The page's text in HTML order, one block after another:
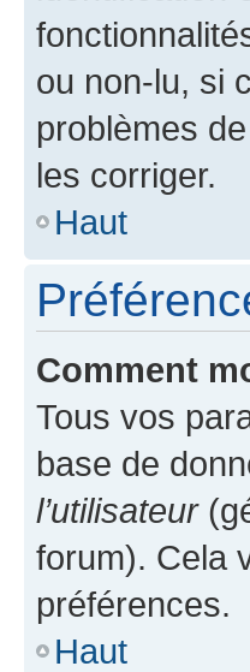
ou non-lu, si
problèmes
les corriger.
Haut
Comment
Tous vos
base de
l’utilisateur
forum). Cela
préférences.
Haut